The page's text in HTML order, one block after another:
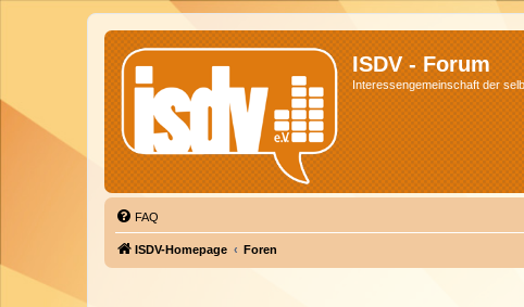
ISDV - Forum
Interessengemeinschaft der
FAQ
ISDV-Homepage Foren